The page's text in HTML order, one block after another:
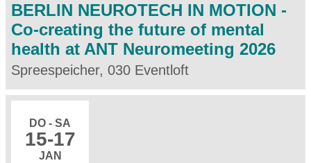
BERLIN NEUROTECH IN MOTION -
Co-creating the future of mental
health at ANT Neuromeeting 2026
Spreespeicher, 030 Eventloft
DO - SA
15-17
JAN